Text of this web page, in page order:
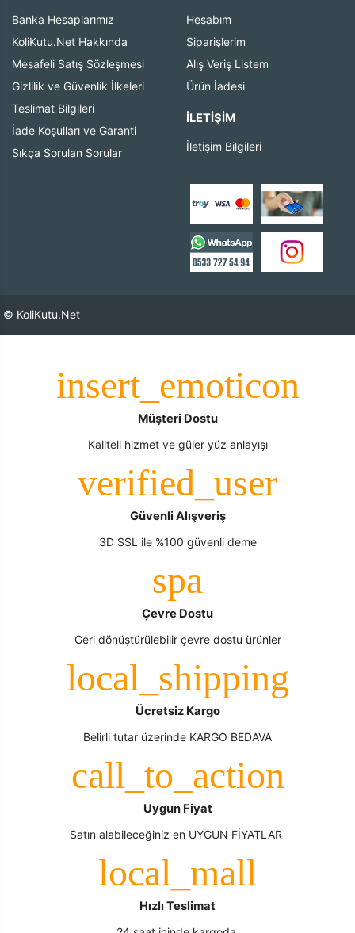
Banka Hesaplarımız
KoliKutu.Net Hakkında
Mesafeli Satış Sözleşmesi
Gizlilik ve Güvenlik İlkeleri
Teslimat Bilgileri
İade Koşulları ve Garanti
Sıkça Sorulan Sorular
Hesabım
Siparişlerim
Alış Veriş Listem
Ürün İadesi
İLETIŞIM
İletişim Bilgileri
© KoliKutu.Net
Müşteri Dostu
Kaliteli hizmet ve güler yüz anlayışı
Güvenli Alışveriş
3D SSL ile %100 güvenli deme
Çevre Dostu
Geri dönüştürülebilir çevre dostu ürünler
Ücretsiz Kargo
Belirli tutar üzerinde KARGO BEDAVA
Uygun Fiyat
Satın alabileceğiniz en UYGUN FİYATLAR
Hızlı Teslimat